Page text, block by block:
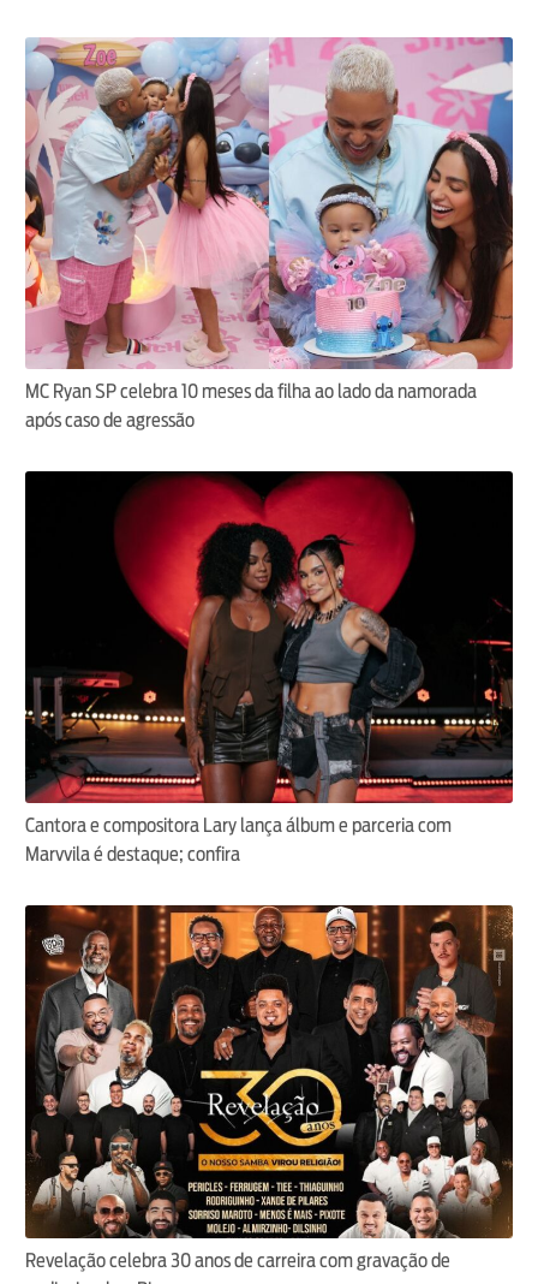
MC Ryan SP celebra 10 meses da filha ao lado da namorada
após caso de agressão
Cantora e compositora Lary lança álbum e parceria com
Marvvila é destaque; confira
Revelação celebra 30 anos de carreira com gravação de